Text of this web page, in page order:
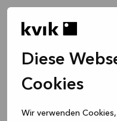
Diese
Cookies
Wir verwenden